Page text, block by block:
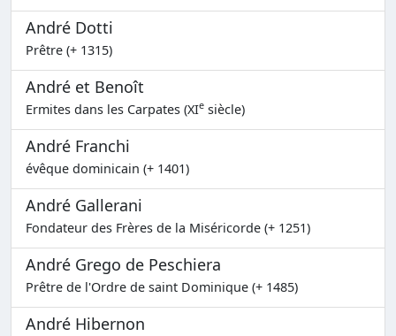
André Dotti
Prêtre (+ 1315)
André et Benoît
Ermites dans les Carpates (XIe siècle)
André Franchi
évêque dominicain (+ 1401)
André Gallerani
Fondateur des Frères de la Miséricorde (+ 1251)
André Grego de Peschiera
Prêtre de l'Ordre de saint Dominique (+ 1485)
André Hibernon